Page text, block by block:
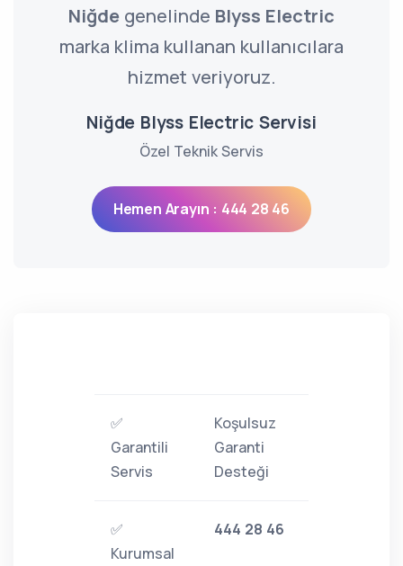
Niğde genelinde Blyss Electric
marka klima kullanan kullanıcılara
hizmet veriyoruz.
Niğde Blyss Electric Servisi
Özel Teknik Servis
Hemen Arayın : 444 28 46
✅
Garantili
Servis
Koşulsuz
Garanti
Desteği
✅
Kurumsal
444 28 46